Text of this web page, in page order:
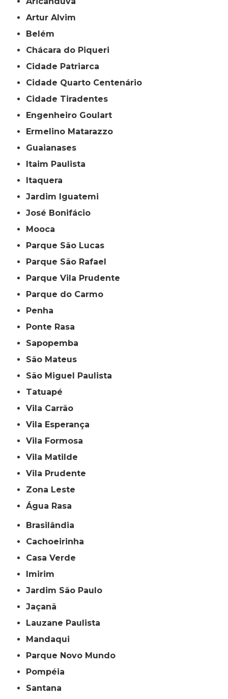
Artur Alvim
Belém
Chácara do Piqueri
Cidade Patriarca
Cidade Quarto Centenário
Cidade Tiradentes
Engenheiro Goulart
Ermelino Matarazzo
Guaianases
Itaim Paulista
Itaquera
Jardim Iguatemi
José Bonifácio
Mooca
Parque São Lucas
Parque São Rafael
Parque Vila Prudente
Parque do Carmo
Penha
Ponte Rasa
Sapopemba
São Mateus
São Miguel Paulista
Tatuapé
Vila Carrão
Vila Esperança
Vila Formosa
Vila Matilde
Vila Prudente
Zona Leste
Água Rasa
Brasilândia
Cachoeirinha
Casa Verde
Imirim
Jardim São Paulo
Jaçanã
Lauzane Paulista
Mandaqui
Parque Novo Mundo
Pompéia
Santana